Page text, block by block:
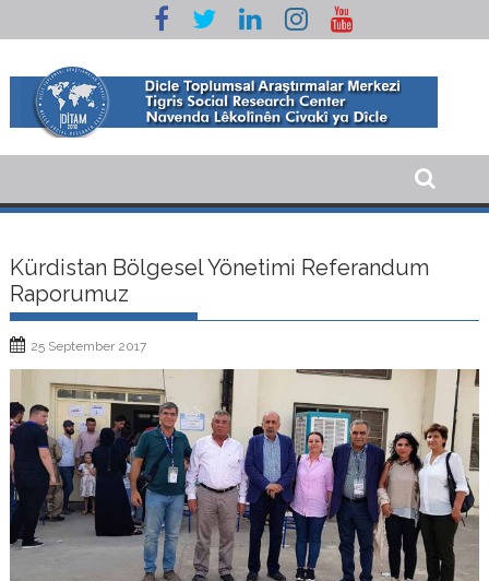
to
content
Kürdistan Bölgesel Yönetimi Referandum
Raporumuz
25 September 2017